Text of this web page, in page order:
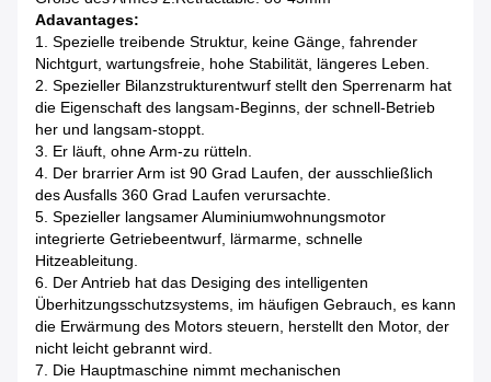
Adavantages:
1. Spezielle treibende Struktur, keine Gänge, fahrender
Nichtgurt, wartungsfreie, hohe Stabilität, längeres Leben.
2. Spezieller Bilanzstrukturentwurf stellt den Sperrenarm hat
die Eigenschaft des langsam-Beginns, der schnell-Betrieb
her und langsam-stoppt.
3. Er läuft, ohne Arm-zu rütteln.
4. Der brarrier Arm ist 90 Grad Laufen, der ausschließlich
des Ausfalls 360 Grad Laufen verursachte.
5. Spezieller langsamer Aluminiumwohnungsmotor
integrierte Getriebeentwurf, lärmarme, schnelle
Hitzeableitung.
6. Der Antrieb hat das Desiging des intelligenten
Überhitzungsschutzsystems, im häufigen Gebrauch, es kann
die Erwärmung des Motors steuern, herstellt den Motor, der
nicht leicht gebrannt wird.
7. Die Hauptmaschine nimmt mechanischen